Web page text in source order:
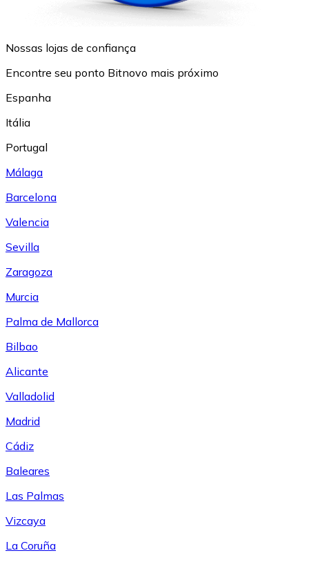
Nossas lojas de confiança
Encontre seu ponto Bitnovo mais próximo
Espanha
Itália
Portugal
Málaga
Barcelona
Valencia
Sevilla
Zaragoza
Murcia
Palma de Mallorca
Bilbao
Alicante
Valladolid
Madrid
Cádiz
Baleares
Las Palmas
Vizcaya
La Coruña